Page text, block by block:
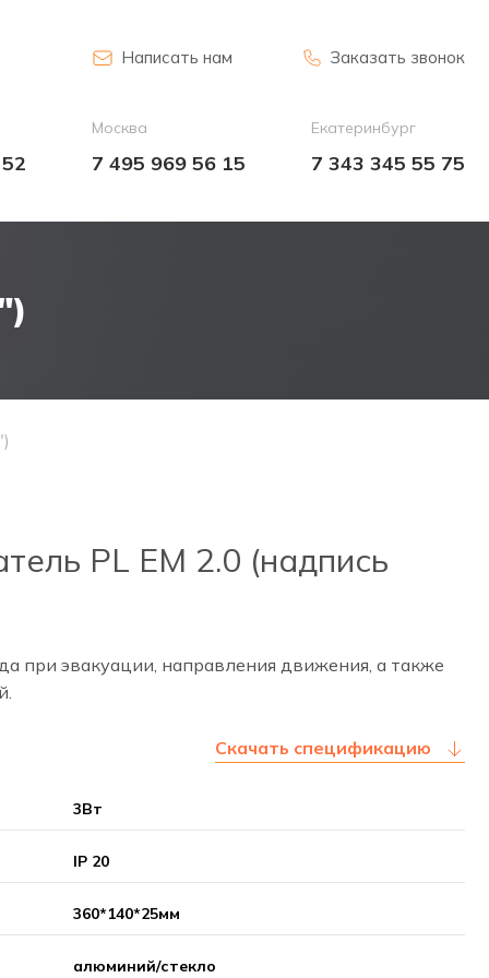
Написать нам Заказать звонок
Москва
7 495 969 56 15
Екатеринбург
7 343 345 55 75
PL EM 2.0 (надпись
при эвакуации, направления движения, а также
Скачать спецификацию
3Вт
IP 20
360*140*25мм
алюминий/стекло